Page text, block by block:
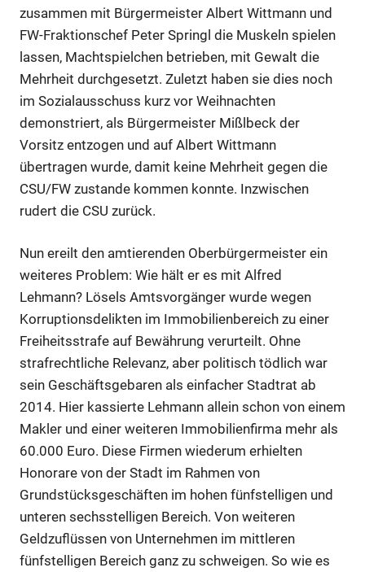
zusammen mit Bürgermeister Albert Wittmann und
FW-Fraktionschef Peter Springl die Muskeln spielen
lassen, Machtspielchen betrieben, mit Gewalt die
Mehrheit durchgesetzt. Zuletzt haben sie dies noch
im Sozialausschuss kurz vor Weihnachten
demonstriert, als Bürgermeister Mißlbeck der
Vorsitz entzogen und auf Albert Wittmann
übertragen wurde, damit keine Mehrheit gegen die
CSU/FW zustande kommen konnte. Inzwischen
rudert die CSU zurück.
Nun ereilt den amtierenden Oberbürgermeister ein
weiteres Problem: Wie hält er es mit Alfred
Lehmann? Lösels Amtsvorgänger wurde wegen
Korruptionsdelikten im Immobilienbereich zu einer
Freiheitsstrafe auf Bewährung verurteilt. Ohne
strafrechtliche Relevanz, aber politisch tödlich war
sein Geschäftsgebaren als einfacher Stadtrat ab
2014. Hier kassierte Lehmann allein schon von einem
Makler und einer weiteren Immobilienfirma mehr als
60.000 Euro. Diese Firmen wiederum erhielten
Honorare von der Stadt im Rahmen von
Grundstücksgeschäften im hohen fünfstelligen und
unteren sechsstelligen Bereich. Von weiteren
Geldzuflüssen von Unternehmen im mittleren
fünfstelligen Bereich ganz zu schweigen. So wie es